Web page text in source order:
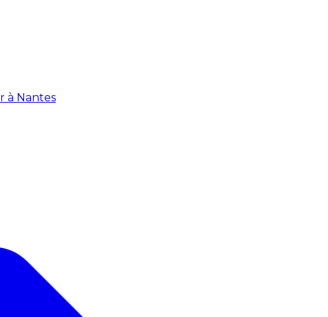
à Nantes